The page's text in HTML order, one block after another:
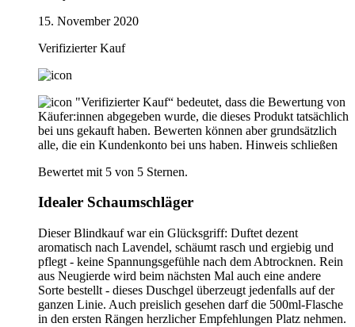
15. November 2020
Verifizierter Kauf
"Verifizierter Kauf“ bedeutet, dass die Bewertung von
Käufer:innen abgegeben wurde, die dieses Produkt tatsächlich
bei uns gekauft haben. Bewerten können aber grundsätzlich
alle, die ein Kundenkonto bei uns haben. Hinweis schließen
Bewertet mit 5 von 5 Sternen.
Idealer Schaumschläger
Dieser Blindkauf war ein Glücksgriff: Duftet dezent
aromatisch nach Lavendel, schäumt rasch und ergiebig und
pflegt - keine Spannungsgefühle nach dem Abtrocknen. Rein
aus Neugierde wird beim nächsten Mal auch eine andere
Sorte bestellt - dieses Duschgel überzeugt jedenfalls auf der
ganzen Linie. Auch preislich gesehen darf die 500ml-Flasche
in den ersten Rängen herzlicher Empfehlungen Platz nehmen.